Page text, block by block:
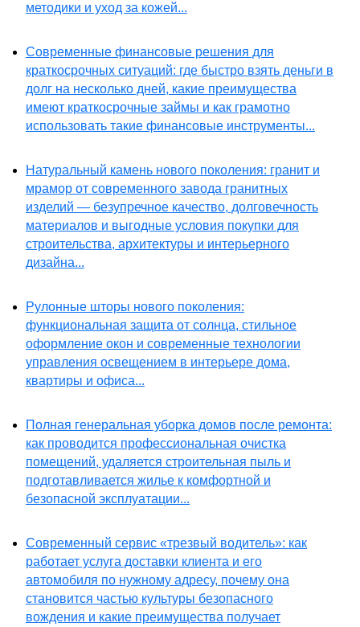
методики и уход за кожей...
Современные финансовые решения для
краткосрочных ситуаций: где быстро взять деньги в
долг на несколько дней, какие преимущества
имеют краткосрочные займы и как грамотно
использовать такие финансовые инструменты...
Натуральный камень нового поколения: гранит и
мрамор от современного завода гранитных
изделий — безупречное качество, долговечность
материалов и выгодные условия покупки для
строительства, архитектуры и интерьерного
дизайна...
Рулонные шторы нового поколения:
функциональная защита от солнца, стильное
оформление окон и современные технологии
управления освещением в интерьере дома,
квартиры и офиса...
Полная генеральная уборка домов после ремонта:
как проводится профессиональная очистка
помещений, удаляется строительная пыль и
подготавливается жилье к комфортной и
безопасной эксплуатации...
Современный сервис «трезвый водитель»: как
работает услуга доставки клиента и его
автомобиля по нужному адресу, почему она
становится частью культуры безопасного
вождения и какие преимущества получает